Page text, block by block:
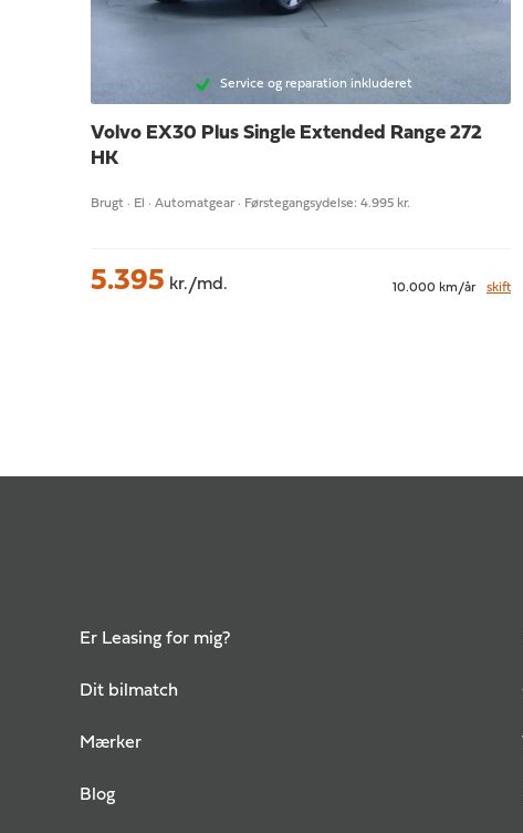
Service og reparation inkluderet
Volvo EX30 Plus Single Extended Range 272
HK
Brugt · El · Automatgear · Førstegangsydelse: 4.995 kr.
5.395 kr./md. 10.000 km/år skift
Er Leasing for mig?
Dit bilmatch
Mærker
Blog